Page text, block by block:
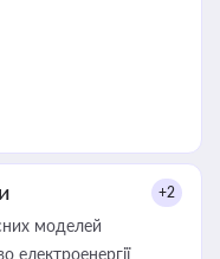
+2
моделей
електроенергії